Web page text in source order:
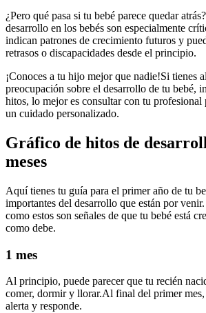
¿Pero qué pasa si tu bebé parece quedar
desarrollo en los bebés son especialmente
indican patrones de crecimiento futuros y
retrasos o discapacidades desde el principio.
¡Conoces a tu hijo mejor que nadie!Si tienes
preocupación sobre el desarrollo de tu bebé,
hitos, lo mejor es consultar con tu
un cuidado personalizado.
Gráfico de hitos de
meses
Aquí tienes tu guía para el primer año de tu
importantes del desarrollo que están por
como estos son señales de que tu bebé está
como debe.
1 mes
Al principio, puede parecer que tu recién
comer, dormir y llorar.Al final del primer mes,
alerta y responde.